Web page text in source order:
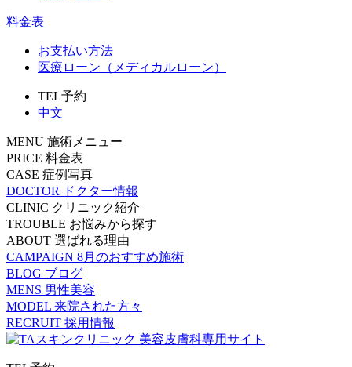
料金表
お支払い方法
医療ローン（メディカルローン）
TEL予約
中文
MENU 施術メニュー
PRICE 料金表
CASE 症例写真
DOCTOR
ドクター情報
CLINIC クリニック紹介
TROUBLE お悩みから探す
ABOUT 選ばれる理由
CAMPAIGN 8月のおすすめ施術
BLOG ブログ
MENS 男性美容
MODEL 来院された方々
RECRUIT 採用情報